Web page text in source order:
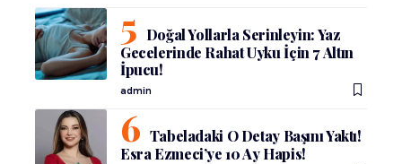
Doğal Yollarla Serinleyin: Yaz
Gecelerinde Rahat Uyku İçin 7 Altın
İpucu!
admin
Tabeladaki O Detay Başını Yaktı!
Esra Ezmeci’ye 10 Ay Hapis!